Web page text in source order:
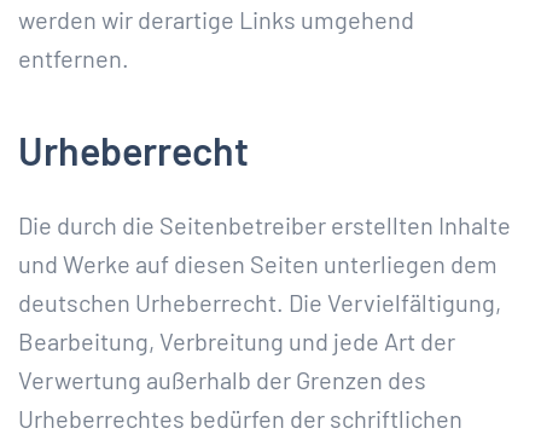
werden wir derartige Links umgehend
entfernen.
Urheberrecht
Die durch die Seitenbetreiber erstellten Inhalte
und Werke auf diesen Seiten unterliegen dem
deutschen Urheberrecht. Die Vervielfältigung,
Bearbeitung, Verbreitung und jede Art der
Verwertung außerhalb der Grenzen des
Urheberrechtes bedürfen der schriftlichen